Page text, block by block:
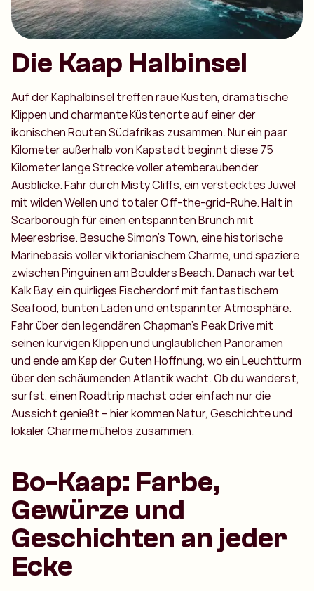
Die Kaap Halbinsel
Auf der Kaphalbinsel treffen raue Küsten, dramatische
Klippen und charmante Küstenorte auf einer der
ikonischen Routen Südafrikas zusammen. Nur ein paar
Kilometer außerhalb von Kapstadt beginnt diese 75
Kilometer lange Strecke voller atemberaubender
Ausblicke. Fahr durch Misty Cliffs, ein verstecktes Juwel
mit wilden Wellen und totaler Off-the-grid-Ruhe. Halt in
Scarborough für einen entspannten Brunch mit
Meeresbrise. Besuche Simon’s Town, eine historische
Marinebasis voller viktorianischem Charme, und spaziere
zwischen Pinguinen am Boulders Beach. Danach wartet
Kalk Bay, ein quirliges Fischerdorf mit fantastischem
Seafood, bunten Läden und entspannter Atmosphäre.
Fahr über den legendären Chapman’s Peak Drive mit
seinen kurvigen Klippen und unglaublichen Panoramen
und ende am Kap der Guten Hoffnung, wo ein Leuchtturm
über den schäumenden Atlantik wacht. Ob du wanderst,
surfst, einen Roadtrip machst oder einfach nur die
Aussicht genießt – hier kommen Natur, Geschichte und
lokaler Charme mühelos zusammen.
Bo-Kaap: Farbe,
Gewürze und
Geschichten an jeder
Ecke